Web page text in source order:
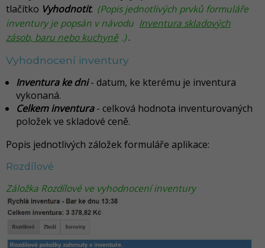
tlačítko Vyhodnotit. (Popis jednotlivých prvků formuláře
inventury je popsán v návodu Inventura skladových
zásob, baru nebo kuchyně .).
Vyhodnocení inventury
Inventura ke dni- datum, ke kterému je inventura
vykonaná.
Celkem inventura- celková hodnota inventurovaných
položek ve skladové ceně.
Popis jednotlivých záložek formuláře aplikace:
Rozdílové
Záložka Rozdílové ve vyhodnocení inventury